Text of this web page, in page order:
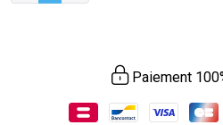
Paiement